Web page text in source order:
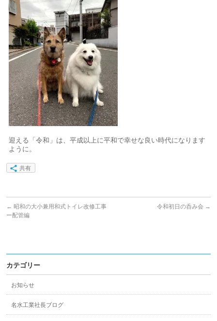
迎える「令和」は、平成以上に平和で幸せな良い時代になります
ように。
共有
← 昭和の大小兼用和式トイレ改修工事
ー配管編
令和初日の呑み会 →
カテゴリー
お知らせ
名水工業社長ブログ